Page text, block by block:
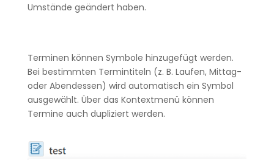
Umstände geändert haben.
Terminen können Symbole hinzugefügt werden.
Bei bestimmten Termintiteln (z. B. Laufen, Mittag-
oder Abendessen) wird automatisch ein Symbol
ausgewählt. Über das Kontextmenü können
Termine auch dupliziert werden.